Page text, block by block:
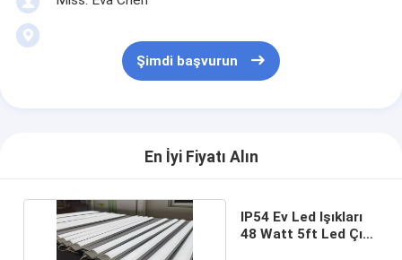
Şimdi başvurun
En İyi Fiyatı Alın
IP54 Ev Led Işıkları
48 Watt 5ft Led Çıta